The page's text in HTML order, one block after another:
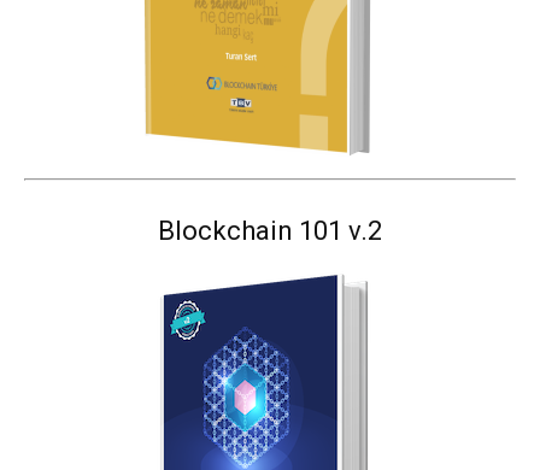
Blockchain 101 v.2